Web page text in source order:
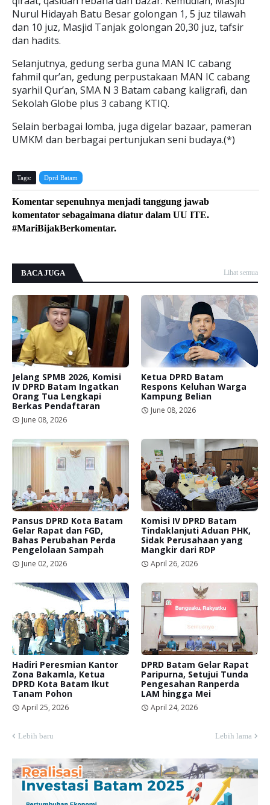
Nurul Hidayah Batu Besar golongan 1, 5 juz tilawah
dan 10 juz, Masjid Tanjak golongan 20,30 juz, tafsir
dan hadits.
Selanjutnya, gedung serba guna MAN IC cabang
fahmil qur’an, gedung perpustakaan MAN IC cabang
syarhil Qur’an, SMA N 3 Batam cabang kaligrafi, dan
Sekolah Globe plus 3 cabang KTIQ.
Selain berbagai lomba, juga digelar bazaar, pameran
UMKM dan berbagai pertunjukan seni budaya.(*)
Tags: Dprd Batam
Komentar sepenuhnya menjadi tanggung jawab
komentator sebagaimana diatur dalam UU ITE.
#MariBijakBerkomentar.
BACA JUGA Lihat semua
Jelang SPMB 2026, Komisi
IV DPRD Batam Ingatkan
Orang Tua Lengkapi
Berkas Pendaftaran
June 08, 2026
Ketua DPRD Batam
Respons Keluhan Warga
Kampung Belian
June 08, 2026
Pansus DPRD Kota Batam
Gelar Rapat dan FGD,
Bahas Perubahan Perda
Pengelolaan Sampah
June 02, 2026
Komisi IV DPRD Batam
Tindaklanjuti Aduan PHK,
Sidak Perusahaan yang
Mangkir dari RDP
April 26, 2026
Hadiri Peresmian Kantor
Zona Bakamla, Ketua
DPRD Kota Batam Ikut
Tanam Pohon
April 25, 2026
DPRD Batam Gelar Rapat
Paripurna, Setujui Tunda
Pengesahan Ranperda
LAM hingga Mei
April 24, 2026
Lebih baru Lebih lama